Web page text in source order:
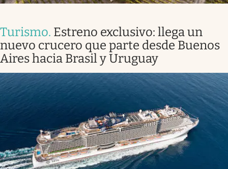
Turismo. Estreno exclusivo: llega un
nuevo crucero que parte desde Buenos
Aires hacia Brasil y Uruguay